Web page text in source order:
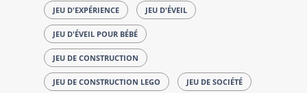
JEU D'EXPÉRIENCE JEU D'ÉVEIL
JEU D'ÉVEIL POUR BÉBÉ
JEU DE CONSTRUCTION
JEU DE CONSTRUCTION LEGO JEU DE SOCIÉTÉ